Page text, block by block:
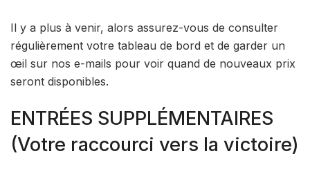
Il y a plus à venir, alors assurez-vous de consulter
régulièrement votre tableau de bord et de garder un
œil sur nos e-mails pour voir quand de nouveaux prix
seront disponibles.
ENTRÉES SUPPLÉMENTAIRES
(Votre raccourci vers la victoire)